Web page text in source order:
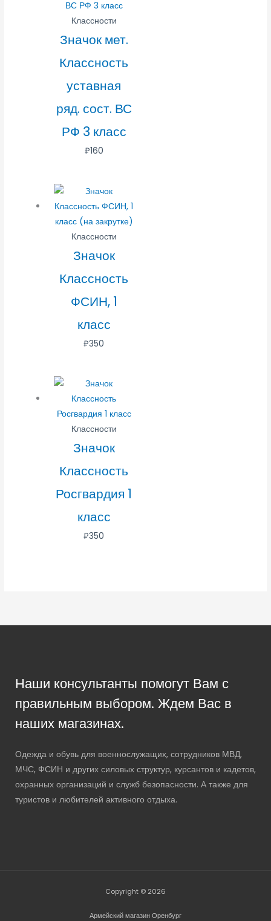
Классности
Значок мет.
Классность
уставная
ряд. сост. ВС
РФ 3 класс
₽160
Классности
Значок
Классность
ФСИН, 1
класс
₽350
Классности
Значок
Классность
Росгвардия 1
класс
₽350
Наши консультанты помогут Вам с
правильным выбором. Ждем Вас в
наших магазинах.
Одежда и обувь для военнослужащих, сотрудников МВД,
МЧС, ФСИН и других силовых структур, курсантов и кадетов,
охранных организаций и служб безопасности. А также для
туристов и любителей активного отдыха.
Copyright © 2026
Армейский магазин Оренбург